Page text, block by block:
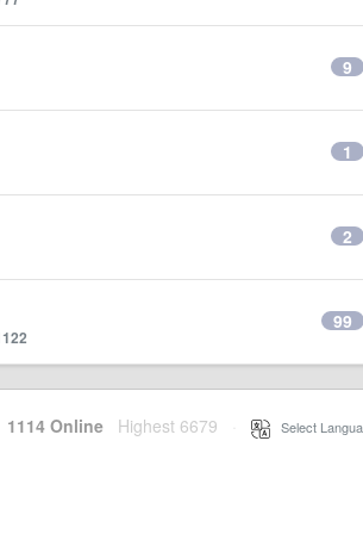
9
1
2
99
1114 Online Highest 6679 Select